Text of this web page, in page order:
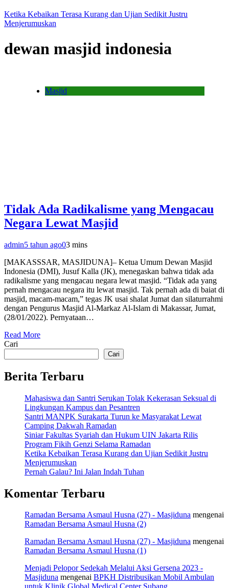
Ketika Kebaikan Terasa Kurang dan Ujian Sedikit Justru
Menjerumuskan
dewan masjid indonesia
Masjid
Tidak Ada Radikalisme yang Mengacau
Negara Lewat Masjid
admin5 tahun ago03 mins
[MAKASSSAR, MASJIDUNA]– Ketua Umum Dewan Masjid
Indonesia (DMI), Jusuf Kalla (JK), menegaskan bahwa tidak ada
radikalisme yang mengacau negara lewat masjid. “Tidak ada yang
pernah mengacau negara itu lewat masjid. Tak pernah ada di baiat di
masjid, macam-macam,” tegas JK usai shalat Jumat dan silaturrahmi
dengan Pengurus Masjid Al-Markaz Al-Islam di Makassar, Jumat,
(28/01/2022). Pernyataan…
Read More
Cari
Cari
Berita Terbaru
Mahasiswa dan Santri Serukan Tolak Kekerasan Seksual di
Lingkungan Kampus dan Pesantren
Santri MANPK Surakarta Turun ke Masyarakat Lewat
Camping Dakwah Ramadan
Siniar Fakultas Syariah dan Hukum UIN Jakarta Rilis
Program Fikih Genzi Selama Ramadan
Ketika Kebaikan Terasa Kurang dan Ujian Sedikit Justru
Menjerumuskan
Pernah Galau? Ini Jalan Indah Tuhan
Komentar Terbaru
Ramadan Bersama Asmaul Husna (27) - Masjiduna mengenai
Ramadan Bersama Asmaul Husna (2)
Ramadan Bersama Asmaul Husna (27) - Masjiduna mengenai
Ramadan Bersama Asmaul Husna (1)
Menjadi Pelopor Sedekah Melalui Aksi Gersena 2023 -
Masjiduna mengenai BPKH Distribusikan Mobil Ambulan